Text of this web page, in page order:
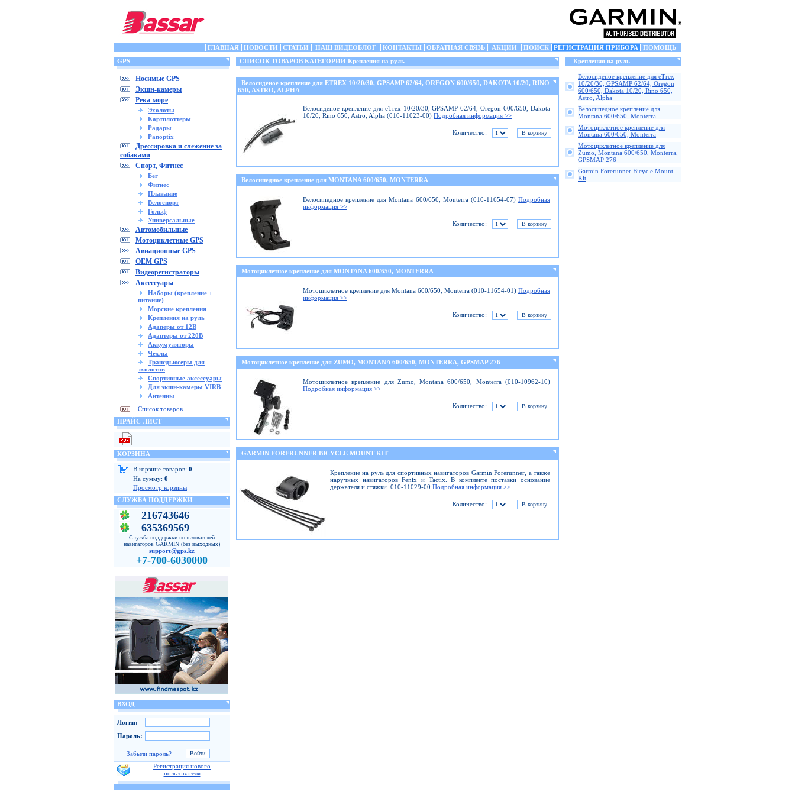
ГЛАВНАЯ НОВОСТИ СТАТЬИ НАШ ВИДЕОБЛОГ КОНТАКТЫ ОБРАТНАЯ СВЯЗЬ АКЦИИ ПОИСК РЕГИСТРАЦИЯ ПРИБОРА
ПОМОЩЬ
GPS
Носимые GPS
Экшн-камеры
Река-море
Эхолоты
Картплоттеры
Радары
Panoptix
Дрессировка и слежение за
собаками
Спорт, Фитнес
Бег
Фитнес
Плавание
Велоспорт
Гольф
Универсальные
Автомобильные
Мотоциклетные GPS
Авиационные GPS
OEM GPS
Видеорегистраторы
Аксессуары
Наборы (крепление +
питание)
Морские крепления
Крепления на руль
Адаперы от 12В
Адаптеры от 220В
Аккумуляторы
Чехлы
Трансдьюсеры для
эхолотов
Спортивные аксессуары
Для экшн-камеры VIRB
Антенны
Список товаров
ПРАЙС ЛИСТ
КОРЗИНА
В корзине товаров: 0
На сумму: 0
Просмотр корзины
СЛУЖБА ПОДДЕРЖКИ
216743646
635369569
Служба поддержки пользователей
навигаторов GARMIN (без выходных)
support@gps.kz
+7-700-6030000
ВХОД
Логин:
Пароль:
Забыли пароль?
Регистрация нового
пользователя
СПИСОК ТОВАРОВ КАТЕГОРИИ Крепления на руль
Велосиденое крепление для ETREX 10/20/30, GPSAMP 62/64, OREGON 600/650, DAKOTA 10/20, RINO
650, ASTRO, ALPHA
Велосиденое крепление для eTrex 10/20/30, GPSAMP 62/64, Oregon 600/650, Dakota
10/20, Rino 650, Astro, Alpha (010-11023-00) Подробная информация >>
Количество:
Велосипедное крепление для MONTANA 600/650, MONTERRA
Велосипедное крепление для Montana 600/650, Monterra (010-11654-07) Подробная
информация >>
Количество:
Мотоциклетное крепление для MONTANA 600/650, MONTERRA
Мотоциклетное крепление для Montana 600/650, Monterra (010-11654-01) Подробная
информация >>
Количество:
Мотоциклетное крепление для ZUMO, MONTANA 600/650, MONTERRA, GPSMAP 276
Мотоциклетное крепление для Zumo, Montana 600/650, Monterra (010-10962-10)
Подробная информация >>
Количество:
GARMIN FORERUNNER BICYCLE MOUNT KIT
Крепление на руль для спортивных навигаторов Garmin Forerunner, а также
наручных навигаторов Fenix и Tactix. В комплекте поставки основание
держателя и стяжки. 010-11029-00 Подробная информация >>
Количество:
Крепления на руль
Велосиденое крепление для eTrex
10/20/30, GPSAMP 62/64, Oregon
600/650, Dakota 10/20, Rino 650,
Astro, Alpha
Велосипедное крепление для
Montana 600/650, Monterra
Мотоциклетное крепление для
Montana 600/650, Monterra
Мотоциклетное крепление для
Zumo, Montana 600/650, Monterra,
GPSMAP 276
Garmin Forerunner Bicycle Mount
Kit